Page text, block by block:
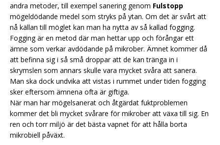
andra metoder, till exempel sanering genom Fulstopp
mögeldödande medel som stryks på ytan. Om det är svårt att
nå källan till möglet kan man ha nytta av så kallad fogging.
Fogging är en metod där man hettar upp och förångar ett
ämne som verkar avdödande på mikrober. Ämnet kommer då
att befinna sig i så små droppar att de kan tränga in i
skrymslen som annars skulle vara mycket svåra att sanera.
Man ska dock undvika att vistas i rummet under tiden fogging
sker eftersom ämnena ofta är giftiga.
När man har mögelsanerat och åtgärdat fuktproblemen
kommer det bli mycket svårare för mikrober att växa till sig. En
ren och torr miljö är det bästa vapnet för att hålla borta
mikrobiell påväxt.